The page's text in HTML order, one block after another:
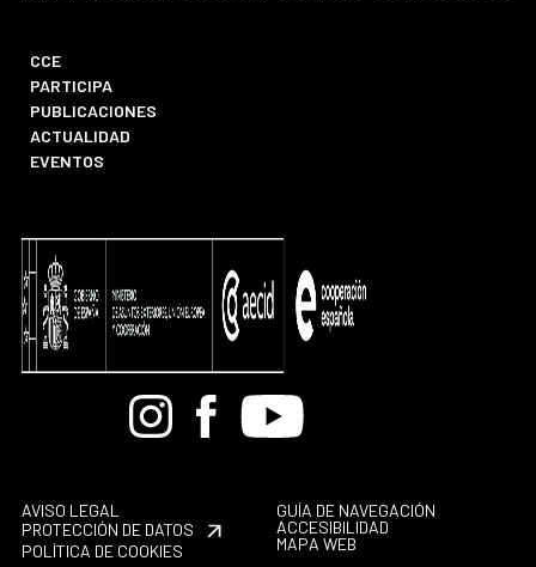
CCE
PARTICIPA
PUBLICACIONES
ACTUALIDAD
EVENTOS
BandcampInstagramFacebook
Youtube
AVISO LEGAL
PROTECCIÓN DE DATOS
POLÍTICA DE COOKIES
GUÍA DE NAVEGACIÓN
ACCESIBILIDAD
MAPA WEB